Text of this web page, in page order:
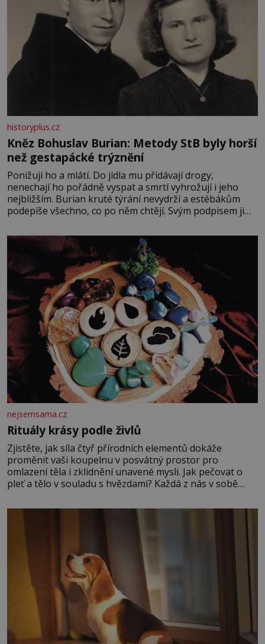
historyplus.cz
Kněz Bohuslav Burian: Metody StB byly horší
než gestapácké trýznění
Ponižují ho a mlátí. Do jídla mu přidávají drogy,
nenechají ho pořádně vyspat a smrtí vyhrožují i jeho
nejbližším. Burian kruté týrání nevydrží a estébákům
podepíše všechno, co po něm chtějí. Svým podpisem jim
fyzický ani psychický nátlak. Syn brněnského řezníka
chce být knězem a
nejsemsama.cz
Rituály krásy podle živlů
Zjistěte, jak síla čtyř přírodních elementů dokáže
proměnit vaši koupelnu v posvátný prostor pro
omlazení těla i zklidnění unavené mysli. Jak pečovat o
pleť a tělo v souladu s hvězdami? Každá z nás v sobě
povaze, ale i v potřebách naší pokožky. Ohnivá znamení
Ženy narozené ve znamení Berana, Lva a Střelce v sobě
nesou žár, odvahu a neutuchající elán. Vaše